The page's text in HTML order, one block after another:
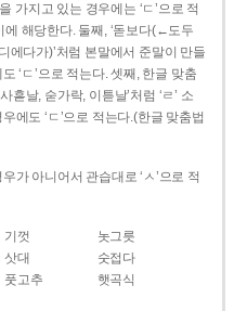
가지고 있는 경우에는 ‘ㄷ’으로 적
에 해당한다. 둘째, ‘돋보다(←도두
다가)’처럼 본말에서 준말이 만들
‘ㄷ’으로 적는다. 셋째, 한글 맞춤
흗날, 숟가락, 이튿날’처럼 ‘ㄹ’ 소
에도 ‘ㄷ’으로 적는다.(한글 맞춤법
가 아니어서 관습대로 ‘ㅅ’으로 적
기껏
놋그릇
삿대
숫접다
풋고추 햇곡식